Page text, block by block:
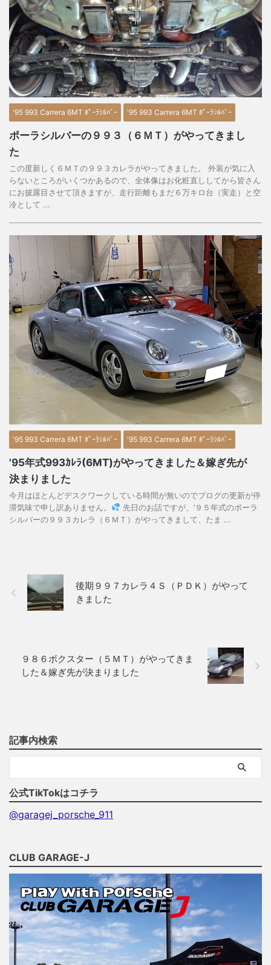
'95 993 Carrera 6MT ﾎﾟｰﾗｼﾙﾊﾞｰ '95 993 Carrera 6MT ﾎﾟｰﾗｼﾙﾊﾞｰ
ポーラシルバーの９９３（６ＭＴ）がやってきまし
た
この度新しく６ＭＴの９９３カレラがやってきました。 外装が気に入
らないところがいくつかあるので、全体像はお化粧直ししてから皆さん
にお披露目させて頂きますが、走行距離もまだ６万キロ台（実走）と空
冷として ...
'95 993 Carrera 6MT ﾎﾟｰﾗｼﾙﾊﾞｰ '95 993 Carrera 6MT ﾎﾟｰﾗｼﾙﾊﾞｰ
'95年式993ｶﾚﾗ(6MT)がやってきました＆嫁ぎ先が
決まりました
今月はほとんどデスクワークしている時間が無いのでブログの更新が停
滞気味で申し訳ありません。
先日のお話ですが、’９５年式のポーラ
シルバーの９９３カレラ（６ＭＴ）がやってきまして、たま ...
後期９９７カレラ４Ｓ（ＰＤＫ）がやって
きました
９８６ボクスター（５ＭＴ）がやってきま
した＆嫁ぎ先が決まりました
記事内検索
公式TikTokはコチラ
@garagej_porsche_911
CLUB GARAGE-J